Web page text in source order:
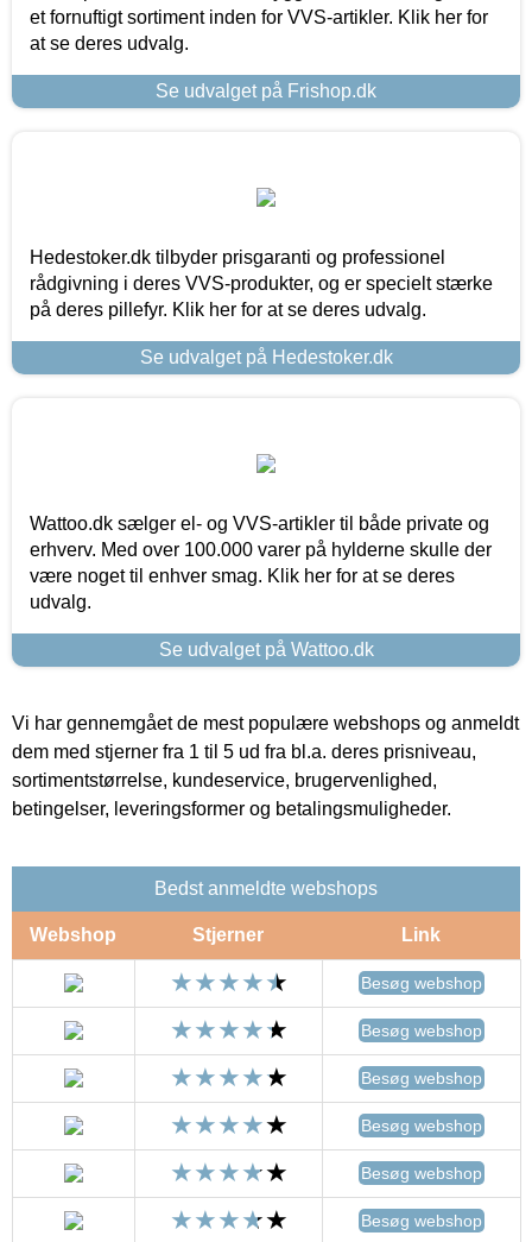
et fornuftigt sortiment inden for VVS-artikler. Klik her for
at se deres udvalg.
Se udvalget på Frishop.dk
Hedestoker.dk tilbyder prisgaranti og professionel
rådgivning i deres VVS-produkter, og er specielt stærke
på deres pillefyr. Klik her for at se deres udvalg.
Se udvalget på Hedestoker.dk
Wattoo.dk sælger el- og VVS-artikler til både private og
erhverv. Med over 100.000 varer på hylderne skulle der
være noget til enhver smag. Klik her for at se deres
udvalg.
Se udvalget på Wattoo.dk
Vi har gennemgået de mest populære webshops og anmeldt
dem med stjerner fra 1 til 5 ud fra bl.a. deres prisniveau,
sortimentstørrelse, kundeservice, brugervenlighed,
betingelser, leveringsformer og betalingsmuligheder.
Bedst anmeldte webshops
Webshop Stjerner Link
Besøg webshop
Besøg webshop
Besøg webshop
Besøg webshop
Besøg webshop
Besøg webshop